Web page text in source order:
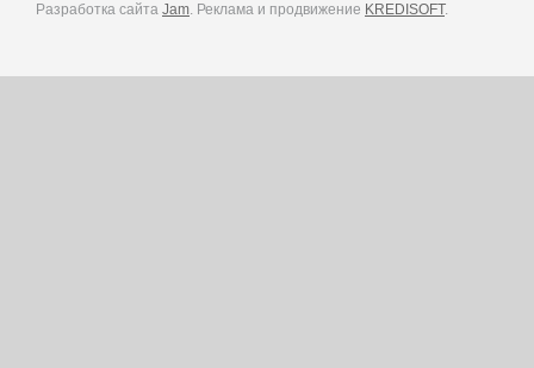
Разработка сайта Jam. Реклама и продвижение KREDISOFT.